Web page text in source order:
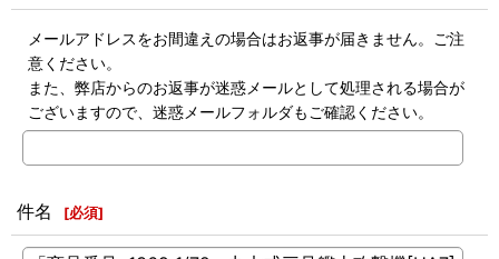
メールアドレスをお間違えの場合はお返事が届きません。ご注
意ください。
また、弊店からのお返事が迷惑メールとして処理される場合が
ございますので、迷惑メールフォルダもご確認ください。
件名 [必須]